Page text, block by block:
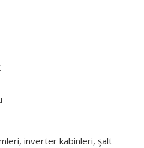
inverter kabinleri, şalt